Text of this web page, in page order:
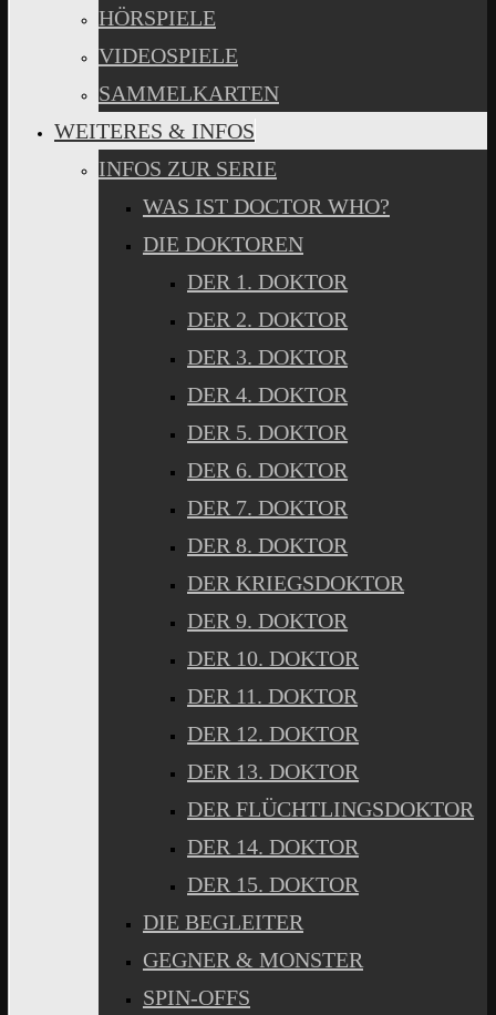
HÖRSPIELE
VIDEOSPIELE
SAMMELKARTEN
WEITERES & INFOS
INFOS ZUR SERIE
WAS IST DOCTOR WHO?
DIE DOKTOREN
DER 1. DOKTOR
DER 2. DOKTOR
DER 3. DOKTOR
DER 4. DOKTOR
DER 5. DOKTOR
DER 6. DOKTOR
DER 7. DOKTOR
DER 8. DOKTOR
DER KRIEGSDOKTOR
DER 9. DOKTOR
DER 10. DOKTOR
DER 11. DOKTOR
DER 12. DOKTOR
DER 13. DOKTOR
DER FLÜCHTLINGSDOKTOR
DER 14. DOKTOR
DER 15. DOKTOR
DIE BEGLEITER
GEGNER & MONSTER
SPIN-OFFS